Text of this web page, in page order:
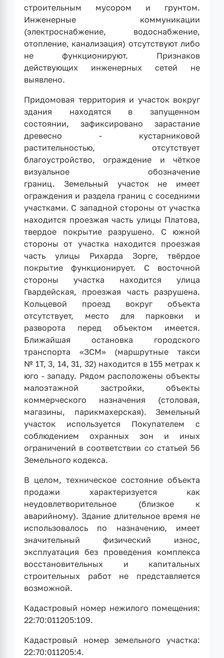
строительным мусором и грунтом.
Инженерные коммуникации
(электроснабжение, водоснабжение,
отопление, канализация) отсутствуют либо
не функционируют. Признаков
действующих инженерных сетей не
выявлено.
Придомовая территория и участок вокруг
здания находятся в запущенном
состоянии, зафиксировано зарастание
древесно - кустарниковой
растительностью, отсутствует
благоустройство, ограждение и чёткое
визуальное обозначение
границ. Земельный участок не имеет
ограждения и раздела границ с соседними
участками. С западной стороны от участка
находится проезжая часть улицы Платова,
твердое покрытие разрушено. С южной
стороны от участка находится проезжая
часть улицы Рихарда Зорге, твёрдое
покрытие функционирует. С восточной
стороны участка находится улица
Гвардейская, проезжая часть разрушена.
Кольцевой проезд вокруг объекта
отсутствует, место для парковки и
разворота перед объектом имеется.
Ближайшая остановка городского
транспорта «ЗСМ» (маршрутные такси
№ 1Т, 3, 14, 31, 32) находится в 155 метрах к
юго - западу. Рядом расположены объекты
малоэтажной застройки, объекты
коммерческого назначения (столовая,
магазины, парикмахерская). Земельный
участок используется Покупателем с
соблюдением охранных зон и иных
ограничений в соответствии со статьей 56
Земельного кодекса.
В целом, техническое состояние объекта
продажи характеризуется как
неудовлетворительное (близкое к
аварийному). Здание длительное время не
использовалось по назначению, имеет
значительный физический износ,
эксплуатация без проведения комплекса
восстановительных и капитальных
строительных работ не представляется
возможной.
Кадастровый номер нежилого помещения:
22:70:011205:109.
Кадастровый номер земельного участка:
22:70:011205:4.